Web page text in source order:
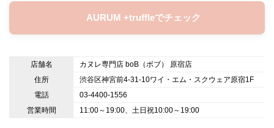
AURUM +truffleでチェック
店舗名
カヌレ専門店 boB（ボブ） 原宿店
住所
渋谷区神宮前4-31-10ワイ・エム・スクウェア原宿1F
電話
03-4400-1556
営業時間
11:00～19:00、土日祝10:00～19:00